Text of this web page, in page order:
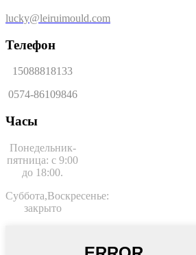
lucky@leiruimould.com
Телефон
15088818133
0574-86109846
Часы
Понедельник-
пятница: с 9:00
до 18:00.
Суббота,Воскресенье:
закрыто